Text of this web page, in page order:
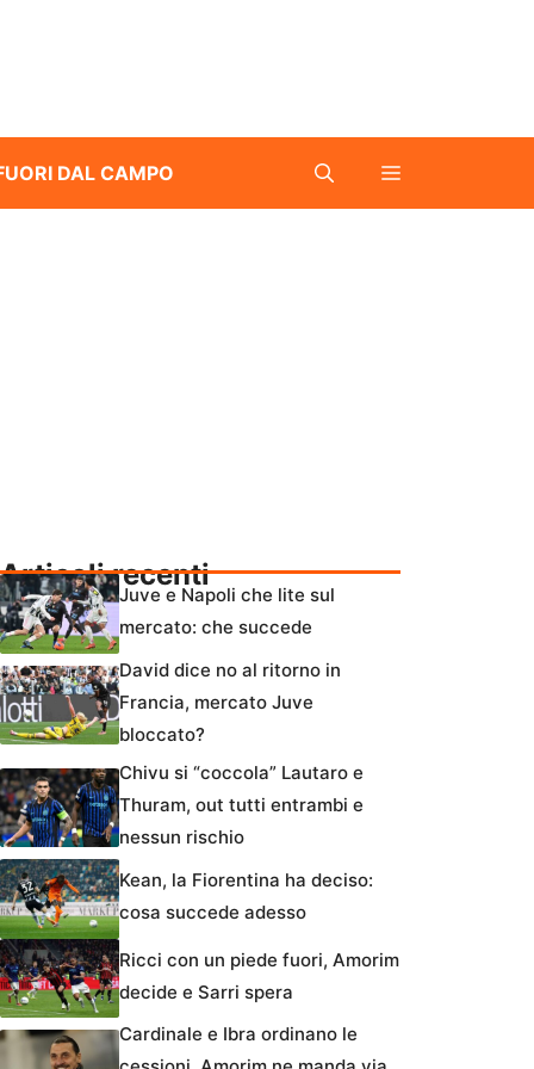
DAL CAMPO
Articoli recenti
Juve e Napoli che lite sul
mercato: che succede
David dice no al ritorno in
Francia, mercato Juve
bloccato?
Chivu si “coccola” Lautaro e
Thuram, out tutti entrambi e
nessun rischio
Kean, la Fiorentina ha deciso:
cosa succede adesso
Ricci con un piede fuori, Amorim
decide e Sarri spera
Cardinale e Ibra ordinano le